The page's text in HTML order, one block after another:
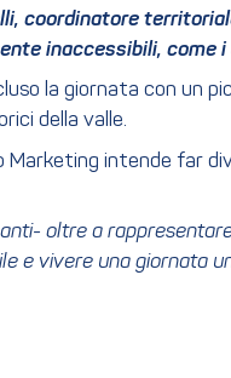
coordinatore
inaccessibili, come
la giornata con
della valle.
Marketing intende
oltre a
e vivere una giornata